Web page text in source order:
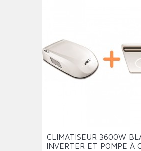
CLIMATISEUR 3600W
INVERTER ET POMPE À